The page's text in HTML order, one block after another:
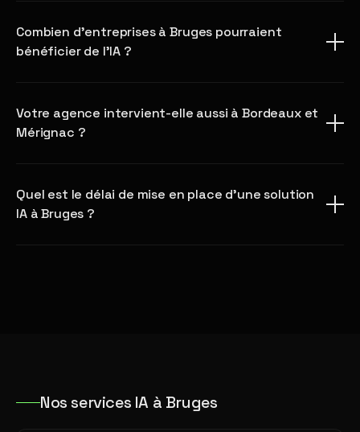
Combien d'entreprises à Bruges pourraient
bénéficier de l'IA ?
Votre agence intervient-elle aussi à Bordeaux et
Mérignac ?
Quel est le délai de mise en place d'une solution
IA à Bruges ?
Nos services IA à Bruges